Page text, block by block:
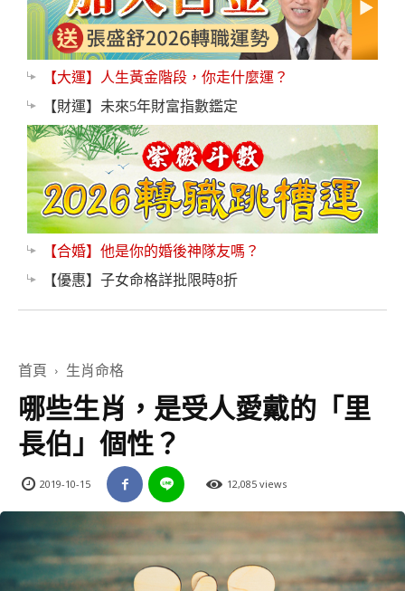
【大運】人生黃金階段，你走什麼運？
【財運】未來5年財富指數鑑定
【合婚】他是你的婚後神隊友嗎？
【優惠】子女命格詳批限時8折